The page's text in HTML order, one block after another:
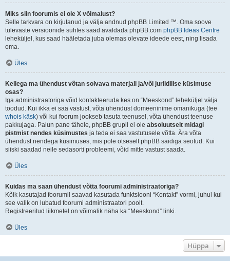
Miks siin foorumis ei ole X võimalust?
Selle tarkvara on kirjutanud ja välja andnud phpBB Limited ™. Oma soove
tulevaste versioonide suhtes saad avaldada phpBB.com phpBB Ideas Centre
leheküljel, kus saad hääletada juba olemas olevate ideede eest, ning lisada
oma.
Üles
Kellega ma ühendust võtan solvava materjali ja/või juriidilise küsimuse
osas?
Iga administraatoriga võid kontakteeruda kes on “Meeskond” leheküljel välja
toodud. Kui ikka ei saa vastust, võta ühendust domeeninime omanikuga (tee
whois käsk) või kui foorum jookseb tasuta teenusel, võta ühendust teenuse
pakkujaga. Palun pane tähele, phpBB grupil ei ole absoluutselt midagi
pistmist nendes küsimustes ja teda ei saa vastutusele võtta. Ära võta
ühendust nendega küsimuses, mis pole otseselt phpBB saidiga seotud. Kui
siiski saadad neile sedasorti probleemi, võid mitte vastust saada.
Üles
Kuidas ma saan ühendust võtta foorumi administraatoriga?
Kõik kasutajad foorumil saavad kasutada funktsiooni “Kontakt” vormi, juhul kui
see valik on lubatud foorumi administraatori poolt.
Registreeritud liikmetel on võimalik näha ka “Meeskond” linki.
Üles
Hüppa